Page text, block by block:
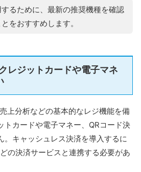
るために、最新の推奨機種を確認
をおすすめします。
レジットカードや電子マネ
上分析などの基本的なレジ機能を備
トカードや電子マネー、QRコード決
。キャッシュレス決済を導入するに
の決済サービスと連携する必要があ